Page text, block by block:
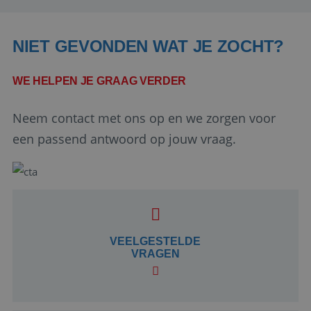
NIET GEVONDEN WAT JE ZOCHT?
WE HELPEN JE GRAAG VERDER
Neem contact met ons op en we zorgen voor
een passend antwoord op jouw vraag.
VEELGESTELDE
VRAGEN
Corporation
Google Privacy Policy